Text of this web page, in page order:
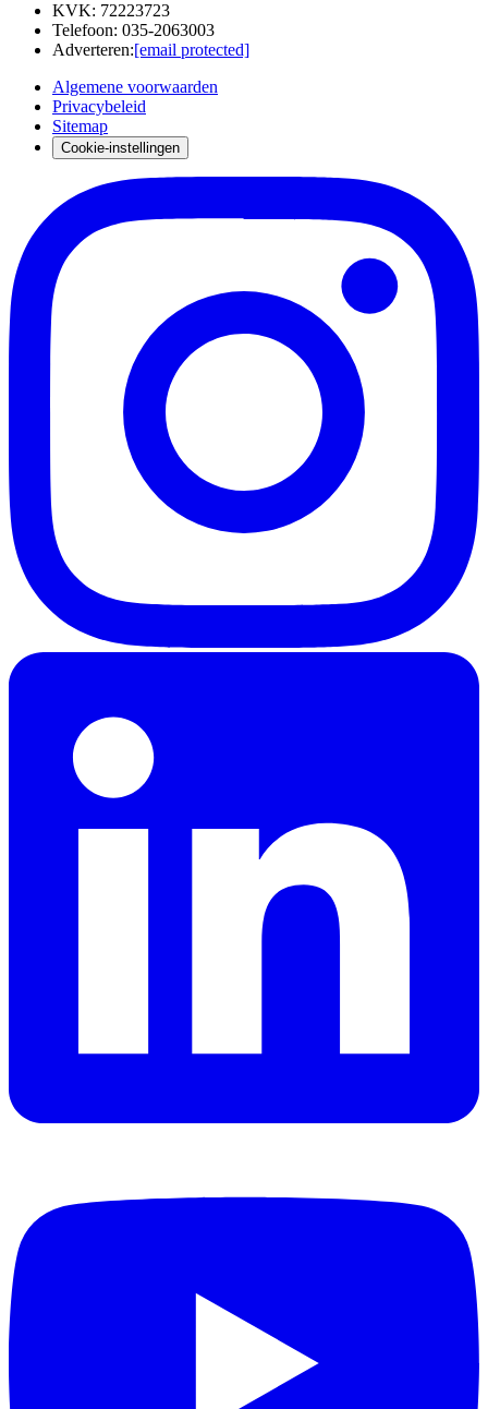
KVK: 72223723
Telefoon: 035-2063003
Adverteren:[email protected]
Algemene voorwaarden
Privacybeleid
Sitemap
Cookie-instellingen